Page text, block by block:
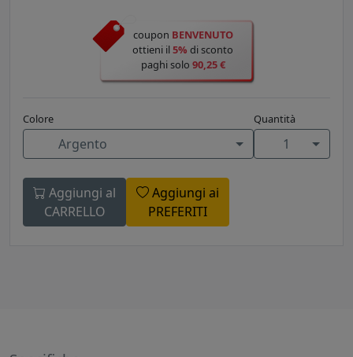
coupon BENVENUTO
ottieni il5% di sconto
paghi solo 90,25 €
Colore
Argento
Quantità
1
Aggiungi al
CARRELLO
Aggiungi ai
PREFERITI